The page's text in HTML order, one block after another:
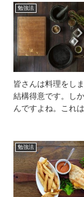
勉強法
皆さんは料理をし
結構得意です。し
んですよね。これ
勉強法